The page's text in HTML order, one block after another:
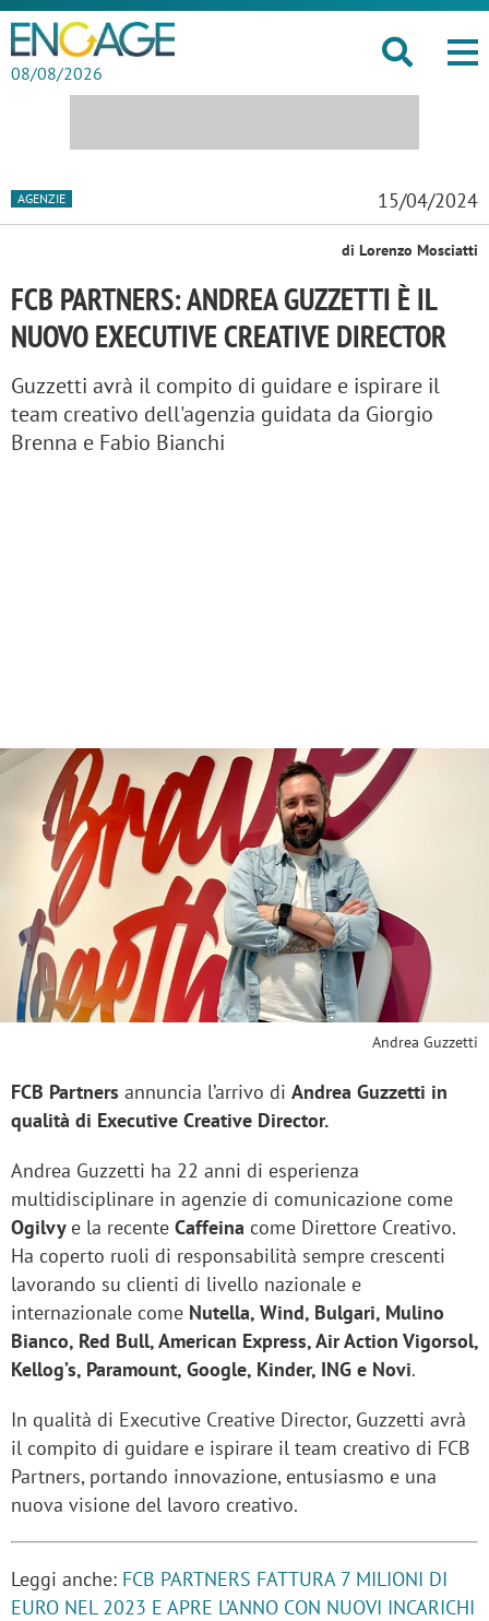
08/08/2026
AGENZIE 15/04/2024
di Lorenzo Mosciatti
FCB PARTNERS: ANDREA GUZZETTI È IL
NUOVO EXECUTIVE CREATIVE DIRECTOR
Guzzetti avrà il compito di guidare e ispirare il
team creativo dell'agenzia guidata da Giorgio
Brenna e Fabio Bianchi
Andrea Guzzetti
FCB Partners annuncia l’arrivo di Andrea Guzzetti in
qualità di Executive Creative Director.
Andrea Guzzetti ha 22 anni di esperienza
multidisciplinare in agenzie di comunicazione come
Ogilvy e la recente Caffeina come Direttore Creativo.
Ha coperto ruoli di responsabilità sempre crescenti
lavorando su clienti di livello nazionale e
internazionale come Nutella, Wind, Bulgari, Mulino
Bianco, Red Bull, American Express, Air Action Vigorsol,
Kellog’s, Paramount, Google, Kinder, ING e Novi.
In qualità di Executive Creative Director, Guzzetti avrà
il compito di guidare e ispirare il team creativo di FCB
Partners, portando innovazione, entusiasmo e una
nuova visione del lavoro creativo.
Leggi anche: FCB PARTNERS FATTURA 7 MILIONI DI
EURO NEL 2023 E APRE L’ANNO CON NUOVI INCARICHI